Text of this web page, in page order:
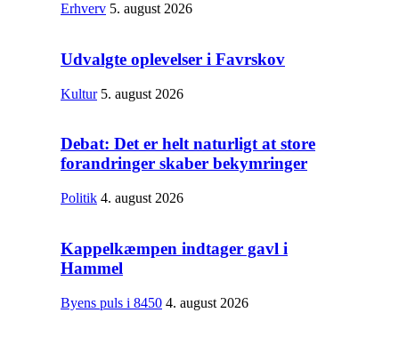
Erhverv 5. august 2026
Udvalgte oplevelser i Favrskov
Kultur 5. august 2026
Debat: Det er helt naturligt at store
forandringer skaber bekymringer
Politik 4. august 2026
Kappelkæmpen indtager gavl i
Hammel
Byens puls i 8450 4. august 2026